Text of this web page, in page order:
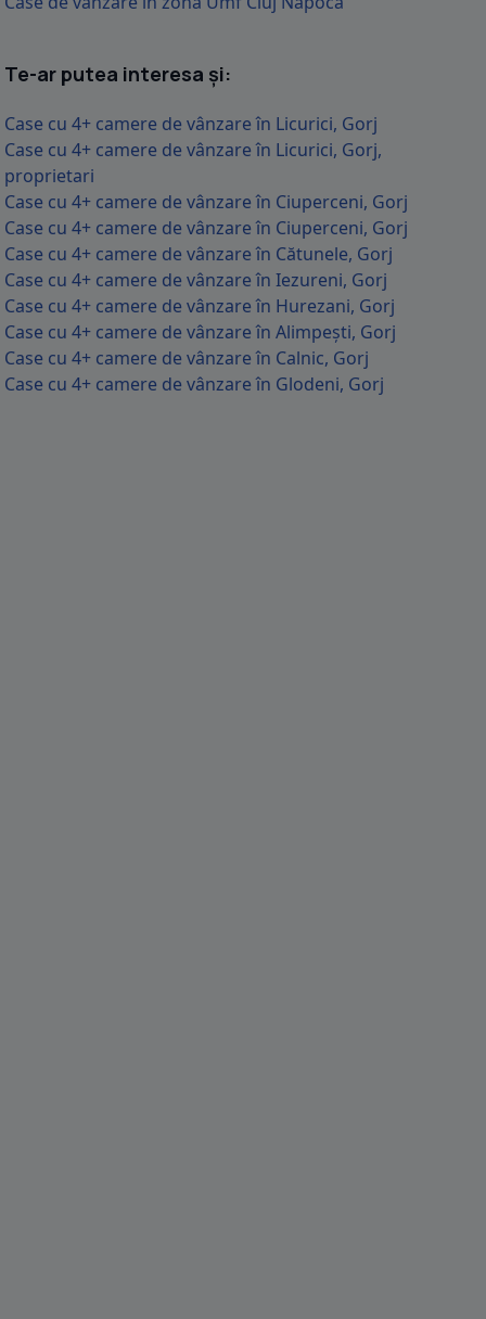
Te-ar putea interesa și:
Case cu 4+ camere de vânzare în Licurici, Gorj
Case cu 4+ camere de vânzare în Licurici, Gorj,
proprietari
Case cu 4+ camere de vânzare în Ciuperceni, Gorj
Case cu 4+ camere de vânzare în Ciuperceni, Gorj
Case cu 4+ camere de vânzare în Cătunele, Gorj
Case cu 4+ camere de vânzare în Iezureni, Gorj
Case cu 4+ camere de vânzare în Hurezani, Gorj
Case cu 4+ camere de vânzare în Alimpești, Gorj
Case cu 4+ camere de vânzare în Calnic, Gorj
Case cu 4+ camere de vânzare în Glodeni, Gorj